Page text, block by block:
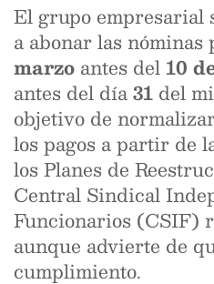
El grupo empresarial
a abonar las nóminas
marzo antes del 10
antes del día31 del
objetivo de
los pagos a partir de
los Planes de
Central Sindical
Funcionarios (CSIF)
aunque advierte de
cumplimiento.